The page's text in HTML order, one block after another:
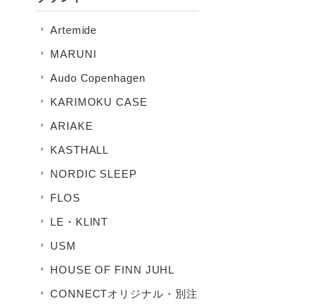
Artemide
MARUNI
Audo Copenhagen
KARIMOKU CASE
ARIAKE
KASTHALL
NORDIC SLEEP
FLOS
LE・KLINT
USM
HOUSE OF FINN JUHL
CONNECTオリジナル・別注